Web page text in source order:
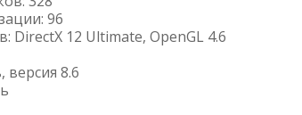
96
DirectX 12 Ultimate, OpenGL 4.6
версия 8.6